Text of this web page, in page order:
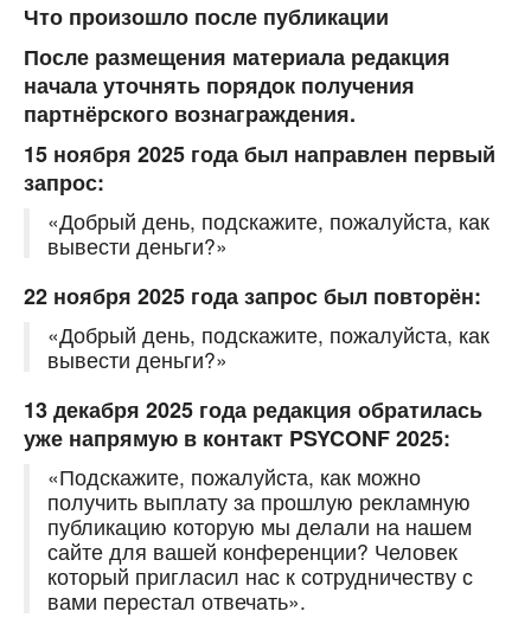
Что произошло после публикации
После размещения материала редакция
начала уточнять порядок получения
партнёрского вознаграждения.
15 ноября 2025 года был направлен первый
запрос:
«Добрый день, подскажите, пожалуйста, как
вывести деньги?»
22 ноября 2025 года запрос был повторён:
«Добрый день, подскажите, пожалуйста, как
вывести деньги?»
13 декабря 2025 года редакция обратилась
уже напрямую в контакт PSYCONF 2025:
«Подскажите, пожалуйста, как можно
получить выплату за прошлую рекламную
публикацию которую мы делали на нашем
сайте для вашей конференции? Человек
который пригласил нас к сотрудничеству с
вами перестал отвечать».